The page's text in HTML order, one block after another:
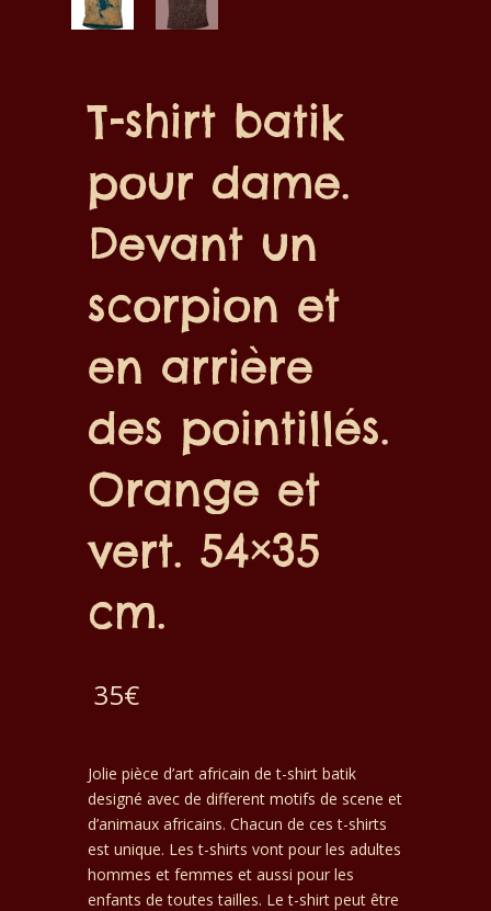
T-shirt batik
pour dame.
Devant un
scorpion et
en arrière
des pointillés.
Orange et
vert. 54×35
cm.
35€
Jolie pièce d’art africain de t-shirt batik
designé avec de different motifs de scene et
d’animaux africains. Chacun de ces t-shirts
est unique. Les t-shirts vont pour les adultes
hommes et femmes et aussi pour les
enfants de toutes tailles. Le t-shirt peut être